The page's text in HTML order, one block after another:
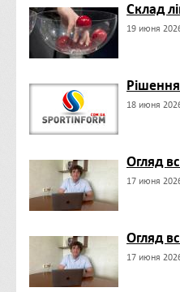
Склад
19 июня
18 июня
Огляд
17 июня
Огляд
17 июня